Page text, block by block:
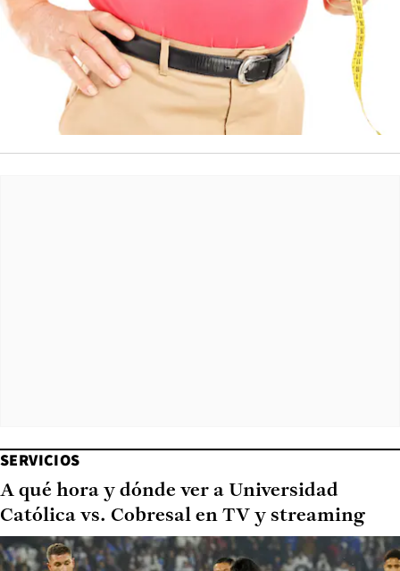
SERVICIOS
A qué hora y dónde ver a Universidad
Católica vs. Cobresal en TV y streaming